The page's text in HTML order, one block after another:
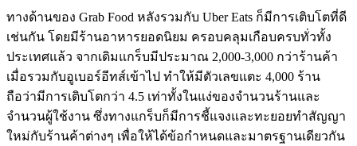
ทางด้านของ Grab Food หลังรวมกับ Uber Eats ก็มีการเติบโตที่ดี
เช่นกัน โดยมีร้านอาหารยอดนิยม ครอบคลุมเกือบครบทั่วทั้ง
ประเทศแล้ว จากเดิมแกร็บมีประมาณ 2,000-3,000 กว่าร้านค้า
เมื่อรวมกับอูเบอร์อีทส์เข้าไป ทำให้มีตัวเลขแตะ 4,000 ร้าน
ถือว่ามีการเติบโตกว่า 4.5 เท่าทั้งในแง่ของจำนวนร้านและ
จำนวนผู้ใช้งาน ซึ่งทางแกร็บก็มีการชี้แจงและทะยอยทำสัญญา
ใหม่กับร้านค้าต่างๆ เพื่อให้ได้ข้อกำหนดและมาตรฐานเดียวกัน